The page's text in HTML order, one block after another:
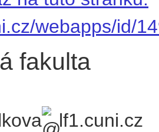
fakulta
lf1.cuni.cz